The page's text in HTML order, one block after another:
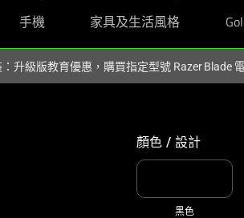
手機 家具及生活風格
升級版教育優惠，購買指定型號 Razer Blade
顏色 / 設計
黑色